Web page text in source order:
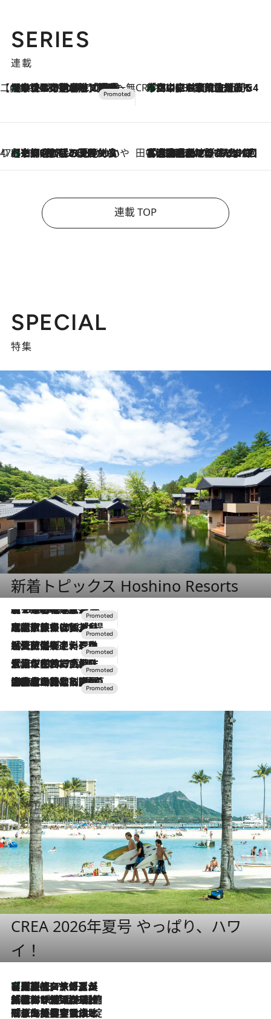
SERIES
連載
【CREA×星野リゾート】唯一無二。癒しと発見が待つ場所へ
2026.8.7
【トンボの足水浴】ヒノキの香りに包まれて涼感マックス！約13℃の湧水かけ流しを避暑地「星野温泉 トンボの湯」で体験 CREA'S CHOICE
2026.8.7
「立川にも歌舞伎があるんだよ」 片岡仁左衛門・市川中車ら豪華座組みで4年目の立川立飛歌舞伎へ
47都道府県の手みやげ ひんやりスイーツで夏を満喫
2026.8.7
【京都府】この夏絶対食べたい 冷やしておいしいおやつ3選 ひと口目から心を掴む新緑のテリーヌ 田中稲の勝手に再ブーム
2026.8.7
「湘南乃風に憧れて」観客大盛上がりの“タオル回し”に、ラッパー顔負けの高速歌唱まで…さだまさし（74）のアグレッシブすぎる現在地
連載 TOP
SPECIAL
特集
新着トピックス Hoshino Resorts
2026.8.7
【トンボの足水浴】ヒノキの香りに包まれて涼感マックス！約13℃の湧水かけ流しを避暑地「星野温泉 トンボの湯」で体験
2026.7.31
【ホテル帰省】という選択肢をOMOが提案。家族とほどよい距離を保つには「昼は実家、夜は気兼ねなくホテルで！」
2026.7.24
【夏限定ディナーコース】旬を迎える稚鮎や花ズッキーニなどをイタリア・トスカーナの郷土料理の手法で満喫！
2026.7.17
「土佐和ハーブかき氷」がOMO7高知に登場！生姜、山椒、大葉など目にも舌にも涼を呼ぶ郷土の味
2026.7.10
NEW OPEN！【界 草津】名湯の地に誕生。趣の異なる2種の温泉と上州ならではの会席・蕎麦割烹など美食を味わう究極の癒やし旅
CREA 2026年夏号 やっぱり、ハワ
イ！
2026.8.7
【厳選旅コスメ】「多機能アイテムがメイン！」旅好き美容エディターが選んだ夏旅ベストコスメを発表【Mサイズジップ】
2026.8.6
「荷物が増えるほど旅ストレスは増す」美容ジャーナリストがたどり着いた最終結論。“化粧品を劇的に減らす”感動の凝縮美容とは
2026.8.6
「旅先には金髪ウィッグを持参」日本と同じメイクでは損してる!? 美容ジャーナリストが提案する“掟破りの旅美容”とは